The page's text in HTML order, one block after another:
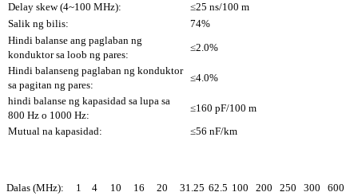
Delay skew (4~100 MHz):
≤25 ns/100 m
Salik ng bilis:
74%
Hindi balanse ang paglaban ng
konduktor sa loob ng pares:
≤2.0%
Hindi balanseng paglaban ng konduktor
sa pagitan ng pares:
≤4.0%
hindi balanse ng kapasidad sa lupa sa
800 Hz o 1000 Hz:
≤160 pF/100 m
Mutual na kapasidad:
≤56 nF/km
Dalas (MHz): 1 4 10 16 20 31.25 62.5 100 200 250 300
600